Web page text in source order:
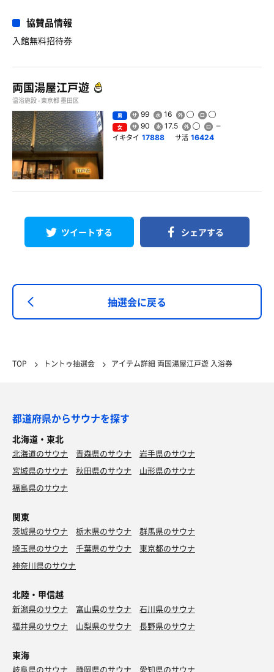
協賛品情報
入館無料招待券
両国湯屋江戸遊
温浴施設 - 東京都 墨田区
男 99 16
女 90 17.5
イキタイ 17888 サ活 16424
ツイートする シェアする
抽選会に戻る
TOP トントゥ抽選会 アイテム詳細 両国湯屋江戸遊 入浴券
都道府県からサウナを探す
北海道・東北
北海道のサウナ 青森県のサウナ
岩手県のサウナ
宮城県のサウナ
秋田県のサウナ
山形県のサウナ
福島県のサウナ
関東
茨城県のサウナ 栃木県のサウナ
群馬県のサウナ
埼玉県のサウナ
千葉県のサウナ
東京都のサウナ
神奈川県のサウナ
北陸・甲信越
新潟県のサウナ 富山県のサウナ
石川県のサウナ
福井県のサウナ
山梨県のサウナ 長野県のサウナ
東海
岐阜県のサウナ 静岡県のサウナ 愛知県のサウナ